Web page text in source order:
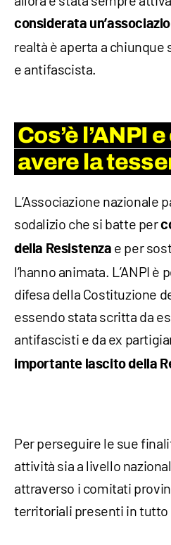
considerata
realtà è aperta a
e antifascista.
Cos’è l’ANPI
avere la
L’Associazione nazionale
sodalizio che si batte per
della Resistenza e per
l’hanno animata. L’ANPI
difesa della Costituzione
essendo stata scritta da
antifascisti e da ex
importante lascito della
Per perseguire le sue
attività sia a livello
attraverso i comitati
territoriali presenti in tutto